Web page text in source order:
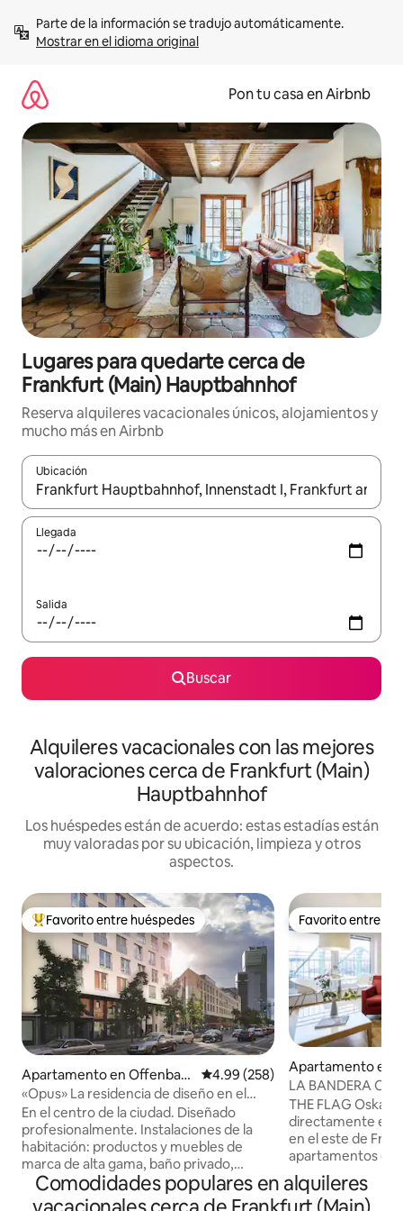
contenidoMostrar en el idioma original
Pon tu casa en Airbnb
Lugares para quedarte cerca de
Frankfurt (Main) Hauptbahnhof
Reserva alquileres vacacionales únicos, alojamientos y
mucho más en Airbnb
Ubicación
Cuando los resultados estén disponibles, navega con las
Llegada
Salida
Buscar
Alquileres vacacionales con las mejores
valoraciones cerca de Frankfurt (Main)
Hauptbahnhof
Los huéspedes están de acuerdo: estas estadías están
muy valoradas por su ubicación, limpieza y otros
aspectos.
Favorito entre huéspedes preferido
Favorito entre huéspedes
Apartamento en Offenbac
h am Main
Calificación promedio: 4.99 de
4.99 (258)
«Opus» La residencia de diseño en el
centro de la ciudad - El palacio
En el centro de la ciudad. Diseñado
profesionalmente. Instalaciones de la
habitación: productos y muebles de
marca de alta gama, baño privado,
ventana francesa o balcón, persiana
electrónica, sistema de ventilación,
Favorito entre
Favorito entre
Apartamento en
tLA BANDERA
View (cama de
THE FLAG Oskar
directamente
en el este de
apartamentos
y de alta calidad,
de puro
entre 40 y 55
Comodidades populares en alquileres